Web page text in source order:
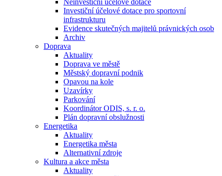
Neinvestiční účelové dotace
Investiční účelové dotace pro sportovní
infrastrukturu
Evidence skutečných majitelů právnických osob
Archiv
Doprava
Aktuality
Doprava ve městě
Městský dopravní podnik
Opavou na kole
Uzavírky
Parkování
Koordinátor ODIS, s. r. o.
Plán dopravní obslužnosti
Energetika
Aktuality
Energetika města
Alternativní zdroje
Kultura a akce města
Aktuality